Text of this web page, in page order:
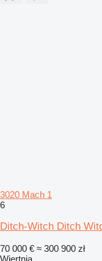
3020 Mach 1
6
Ditch-Witch Ditch
70 000 € ≈ 300 900 zł
Wiertnia